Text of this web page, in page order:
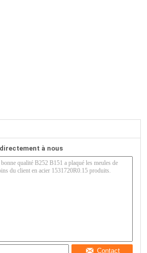
à nous
Contact